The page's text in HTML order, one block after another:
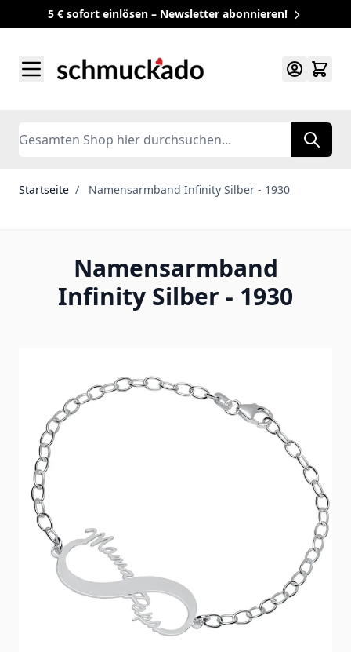
5 € sofort einlösen – Newsletter abonnieren!
Search
Startseite / Namensarmband Infinity Silber - 1930
Namensarmband
Infinity Silber - 1930